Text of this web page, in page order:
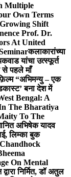
Multiple
Own Terms
Shift
Prof. Dr.
At United
कलाकारांच्या
यांचा उत्स्फूर्त
से पहले माँ
“अभिमन्यु – एक
बना देश में
Bengal: A
The Bharatiya
To The
अभिषेक यादव
लिम्का बुक
On Mental
निर्मित, डॉ अतुल